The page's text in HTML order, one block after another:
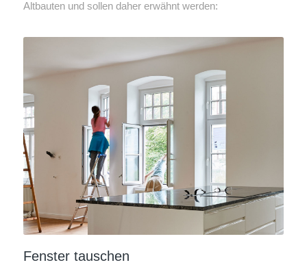
Altbauten und sollen daher erwähnt werden:
Fenster tauschen